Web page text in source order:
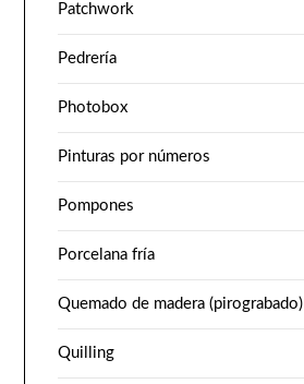
Patchwork
Pedrería
Photobox
Pinturas por números
Pompones
Porcelana fría
Quemado de madera (pirograbado)
Quilling